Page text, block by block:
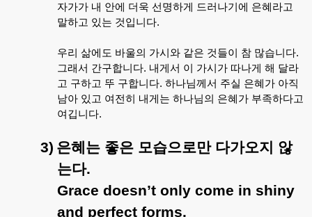
자가가 내 안에 더욱 선명하게 드러나기에
은혜라고
말하고 있는 것입니다.
우리 삶에도 바울의 가시와 같은 것들이 참 많습니다.
그래서 간구합니다. 내게서 이 가시가 따나게 해 달라
고 구하고 뚜 구합니다. 하나님께서 주실 은혜가 아직
남아 있고 여전히 내게는 하나님의 은혜가 부족하다고
여깁니다.
3) 은혜는 좋은 모습으로만 다가오지 않
는다.
Grace doesn’t only come in shiny
and perfect forms.